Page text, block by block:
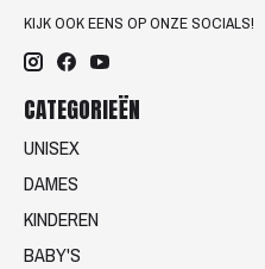
KIJK OOK EENS OP ONZE SOCIALS!
CATEGORIEËN
UNISEX
DAMES
KINDEREN
BABY'S